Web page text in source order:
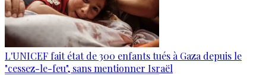
L'UNICEF fait état de 300 enfants tués à Gaza depuis le
"cessez-le-feu", sans mentionner Israël